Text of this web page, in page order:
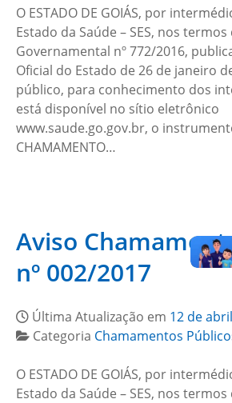
O ESTADO DE GOIÁS, por
Estado da Saúde – SES, nos
Governamental nº 772/2016,
Oficial do Estado de 26 de janeiro
público, para conhecimento dos
está disponível no sítio eletrônico
www.saude.go.gov.br, o
CHAMAMENTO…
Aviso
nº 002/2017
Última Atualização em 12 de
Categoria Chamamentos
O ESTADO DE GOIÁS, por
Estado da Saúde – SES, nos